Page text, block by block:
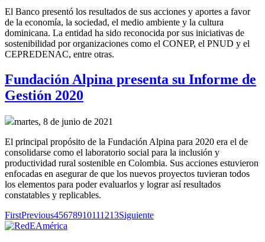
El Banco presentó los resultados de sus acciones y aportes a favor
de la economía, la sociedad, el medio ambiente y la cultura
dominicana. La entidad ha sido reconocida por sus iniciativas de
sostenibilidad por organizaciones como el CONEP, el PNUD y el
CEPREDENAC, entre otras.
Fundación Alpina presenta su Informe de
Gestión 2020
martes, 8 de junio de 2021
El principal propósito de la Fundación Alpina para 2020 era el de
consolidarse como el laboratorio social para la inclusión y
productividad rural sostenible en Colombia. Sus acciones estuvieron
enfocadas en asegurar de que los nuevos proyectos tuvieran todos
los elementos para poder evaluarlos y lograr así resultados
constatables y replicables.
FirstPrevious45678910111213Siguiente